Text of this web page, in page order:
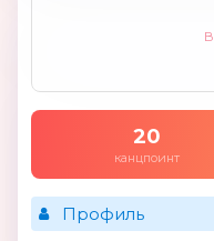
20
канцпоинт
Профиль